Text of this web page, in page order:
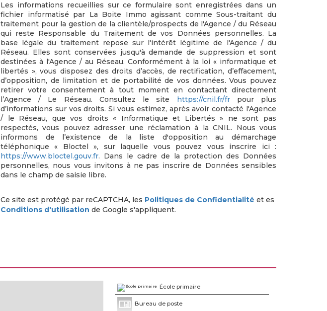
Les informations recueillies sur ce formulaire sont enregistrées dans un
fichier informatisé par La Boite Immo agissant comme Sous-traitant du
traitement pour la gestion de la clientèle/prospects de l'Agence / du Réseau
qui reste Responsable du Traitement de vos Données personnelles. La
base légale du traitement repose sur l'intérêt légitime de l'Agence / du
Réseau. Elles sont conservées jusqu'à demande de suppression et sont
destinées à l'Agence / au Réseau. Conformément à la loi « informatique et
libertés », vous disposez des droits d’accès, de rectification, d’effacement,
d’opposition, de limitation et de portabilité de vos données. Vous pouvez
retirer votre consentement à tout moment en contactant directement
l’Agence / Le Réseau. Consultez le site https://cnil.fr/frpour plus
d’informations sur vos droits. Si vous estimez, après avoir contacté l'Agence
/ le Réseau, que vos droits « Informatique et Libertés » ne sont pas
respectés, vous pouvez adresser une réclamation à la CNIL. Nous vous
informons de l’existence de la liste d'opposition au démarchage
téléphonique « Bloctel », sur laquelle vous pouvez vous inscrire ici :
https://www.bloctel.gouv.fr. Dans le cadre de la protection des Données
personnelles, nous vous invitons à ne pas inscrire de Données sensibles
dans le champ de saisie libre.
Ce site est protégé par reCAPTCHA, les Politiques de Confidentialité et es
Conditions d'utilisation de Google s'appliquent.
École primaire
Bureau de poste